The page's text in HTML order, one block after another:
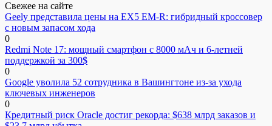
Свежее на сайте
Geely представила цены на EX5 EM-R: гибридный кроссовер
с новым запасом хода
0
Redmi Note 17: мощный смартфон с 8000 мАч и 6-летней
поддержкой за 300$
0
Google уволила 52 сотрудника в Вашингтоне из-за ухода
ключевых инженеров
0
Кредитный риск Oracle достиг рекорда: $638 млрд заказов и